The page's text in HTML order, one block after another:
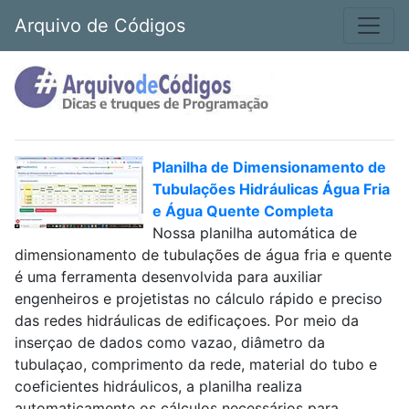
Arquivo de Códigos
Planilha de Dimensionamento de
Tubulações Hidráulicas Água Fria
e Água Quente Completa
Nossa planilha automática de
dimensionamento de tubulações de água fria e quente
é uma ferramenta desenvolvida para auxiliar
engenheiros e projetistas no cálculo rápido e preciso
das redes hidráulicas de edificaçoes. Por meio da
inserçao de dados como vazao, diâmetro da
tubulaçao, comprimento da rede, material do tubo e
coeficientes hidráulicos, a planilha realiza